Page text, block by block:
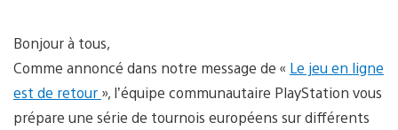
Bonjour à tous,
Comme annoncé dans notre message de « Le jeu en ligne
est de retour », l’équipe communautaire PlayStation vous
prépare une série de tournois européens sur différents